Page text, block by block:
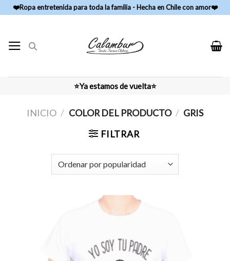
Skip❤️Ropa entretenida para toda la familia - Hecha en Chile con amor❤️
⭐Ya estamos de vuelta⭐
INICIO / COLOR DEL PRODUCTO / GRIS
FILTRAR